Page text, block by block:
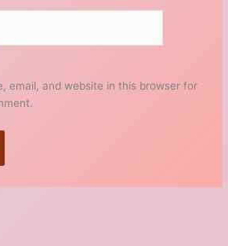
email, and website in this browser for